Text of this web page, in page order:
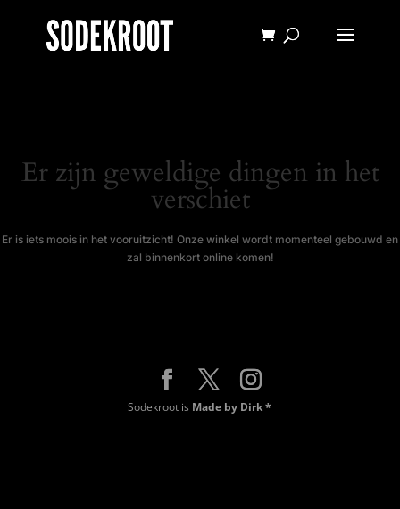
Er zijn geweldige dingen in het
verschiet
Er is iets moois in het vooruitzicht! Onze winkel wordt momenteel gebouwd en
zal binnenkort online komen!
Sodekroot is Made by Dirk *